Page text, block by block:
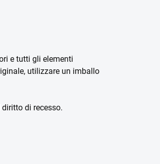
e tutti gli elementi
utilizzare un imballo
di recesso.